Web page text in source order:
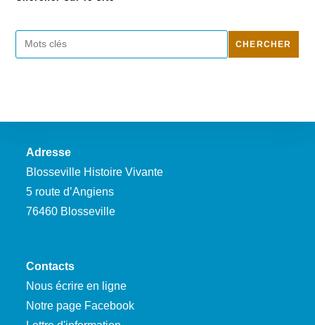
Rechercher
CHERCHER
Adresse
Blosseville Histoire Vivante
5 route d’Angiens
76460 Blosseville
Contacts
Nous écrire en ligne
Notre page Facebook